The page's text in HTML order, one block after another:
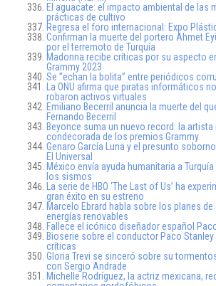
El aguacate: el impacto ambiental de las
prácticas de cultivo
Regresa el foro internacional: Expo
Confirman la muerte del portero Ahmet
por el terremoto de Turquía
Madonna recibe críticas por su aspecto
Grammy 2023
Se ”echan la bolita” entre periódicos
La ONU afirma que piratas informáticos
robaron activos virtuales
Emiliano Becerril anuncia la muerte del
Fernando Becerril
Beyonce suma un nuevo record: la artista
condecorada de los premios Grammy
Genaro García Luna y el presunto
El Universal
México envía ayuda humanitaria a
los sismos
La serie de HBO ‘The Last of Us’ ha
gran éxito en su estreno
Marcelo Ebrard habla sobre los planes
energías renovables
Fallece el icónico diseñador español
Bioserie sobre el conductor Paco Stanley
críticas
Gloria Trevi se sinceró sobre su
con Sergio Andrade
Michelle Rodríguez, la actriz mexicana,